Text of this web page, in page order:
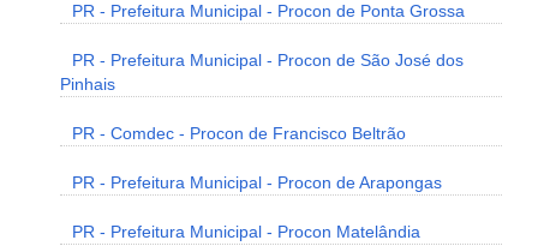
PR - Prefeitura Municipal - Procon de Ponta Grossa
PR - Prefeitura Municipal - Procon de São José dos
Pinhais
PR - Comdec - Procon de Francisco Beltrão
PR - Prefeitura Municipal - Procon de Arapongas
PR - Prefeitura Municipal - Procon Matelândia